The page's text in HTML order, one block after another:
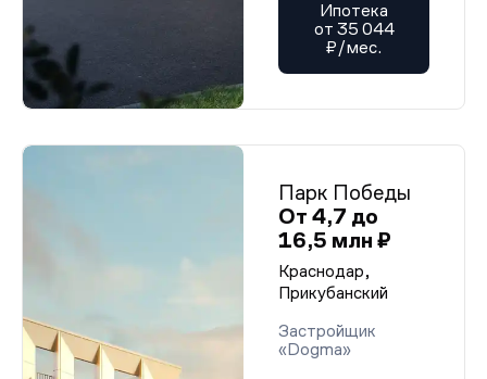
Ипотека
от 35 044
₽/мес.
Парк Победы
От 4,7 до
16,5 млн ₽
Краснодар,
Прикубанский
Застройщик
«Dogma»